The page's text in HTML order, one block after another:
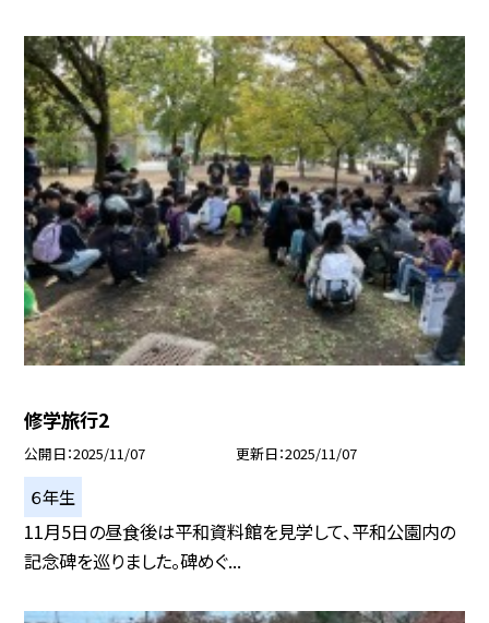
修学旅行2
公開日 2025/11/07 更新日 2025/11/07
６年生
11月5日の昼食後は平和資料館を見学して、平和公園内の
記念碑を巡りました。碑めぐ...